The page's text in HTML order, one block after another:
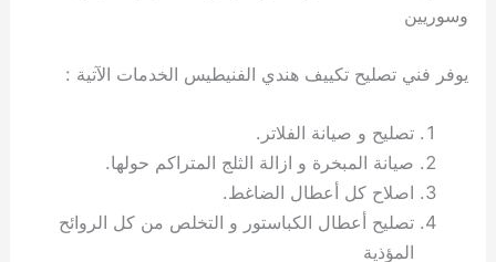
وسوريين
يوفر فني تصليح تكييف هندي الفنيطيس الخدمات الآتية :
تصليح و صيانة الفلاتر.
صيانة المبخرة و ازالة الثلج المتراكم حولها.
اصلاح كل أعطال الضاغط.
تصليح أعطال الكباستور و التخلص من كل الروائح
المؤذية